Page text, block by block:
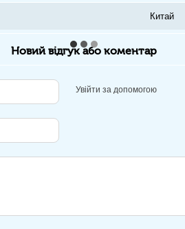
Китай
Новий відгук або коментар
Увійти за допомогою